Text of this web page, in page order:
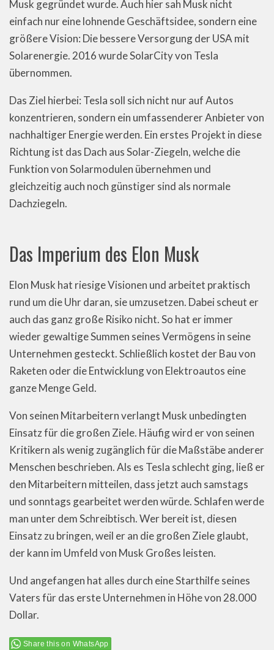
Musk gegründet wurde. Auch hier sah Musk nicht
einfach nur eine lohnende Geschäftsidee, sondern eine
größere Vision: Die bessere Versorgung der USA mit
Solarenergie. 2016 wurde SolarCity von Tesla
übernommen.
Das Ziel hierbei: Tesla soll sich nicht nur auf Autos
konzentrieren, sondern ein umfassenderer Anbieter von
nachhaltiger Energie werden. Ein erstes Projekt in diese
Richtung ist das Dach aus Solar-Ziegeln, welche die
Funktion von Solarmodulen übernehmen und
gleichzeitig auch noch günstiger sind als normale
Dachziegeln.
Das Imperium des Elon Musk
Elon Musk hat riesige Visionen und arbeitet praktisch
rund um die Uhr daran, sie umzusetzen. Dabei scheut er
auch das ganz große Risiko nicht. So hat er immer
wieder gewaltige Summen seines Vermögens in seine
Unternehmen gesteckt. Schließlich kostet der Bau von
Raketen oder die Entwicklung von Elektroautos eine
ganze Menge Geld.
Von seinen Mitarbeitern verlangt Musk unbedingten
Einsatz für die großen Ziele. Häufig wird er von seinen
Kritikern als wenig zugänglich für die Maßstäbe anderer
Menschen beschrieben. Als es Tesla schlecht ging, ließ er
den Mitarbeitern mitteilen, dass jetzt auch samstags
und sonntags gearbeitet werden würde. Schlafen werde
man unter dem Schreibtisch. Wer bereit ist, diesen
Einsatz zu bringen, weil er an die großen Ziele glaubt,
der kann im Umfeld von Musk Großes leisten.
Und angefangen hat alles durch eine Starthilfe seines
Vaters für das erste Unternehmen in Höhe von 28.000
Dollar.
Share this on WhatsApp